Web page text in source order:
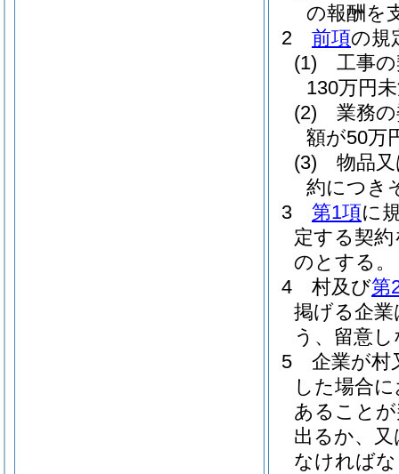
の報酬を
2
前項の規
(1)
工事
130万円
(2)
業務
額が50万
(3)
物品
約につき
3
第1項に
定する契
のとする。
4
村及び第
掲げる企業
う、留意
5
企業が村
した場合
あること
出るか、又
なければ